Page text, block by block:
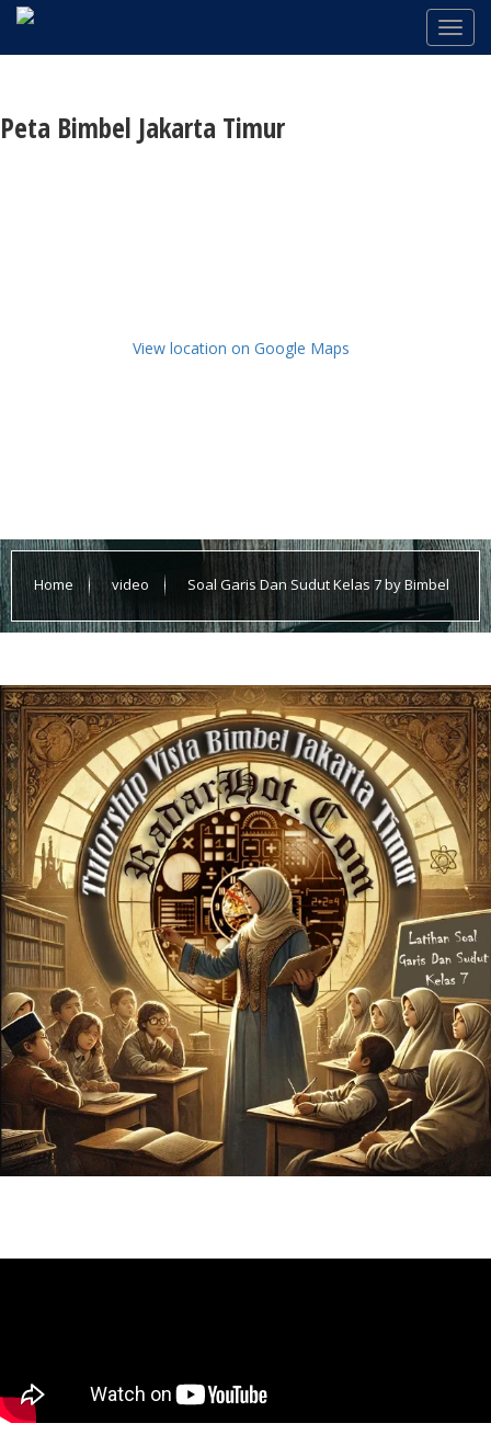
Peta Bimbel Jakarta Timur
View location on Google Maps
Home video Soal Garis Dan Sudut Kelas 7 by Bimbel